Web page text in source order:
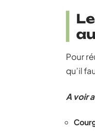
Pour
qu’il
A voir